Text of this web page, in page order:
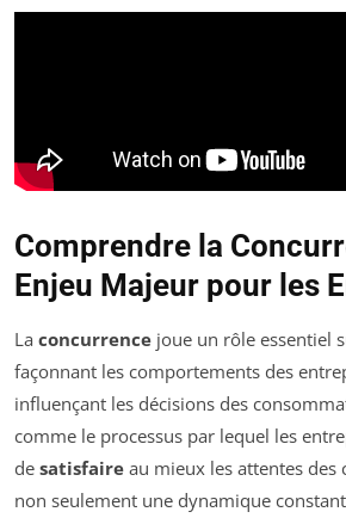
Comprendre la
Enjeu Majeur pour les
La concurrence joue un rôle essentiel
façonnant les comportements des
influençant les décisions des
comme le processus par lequel les
de satisfaire au mieux les attentes des
non seulement une dynamique